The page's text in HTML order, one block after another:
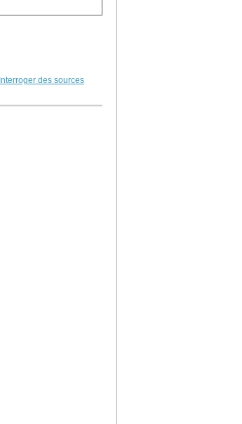
Interroger des sources